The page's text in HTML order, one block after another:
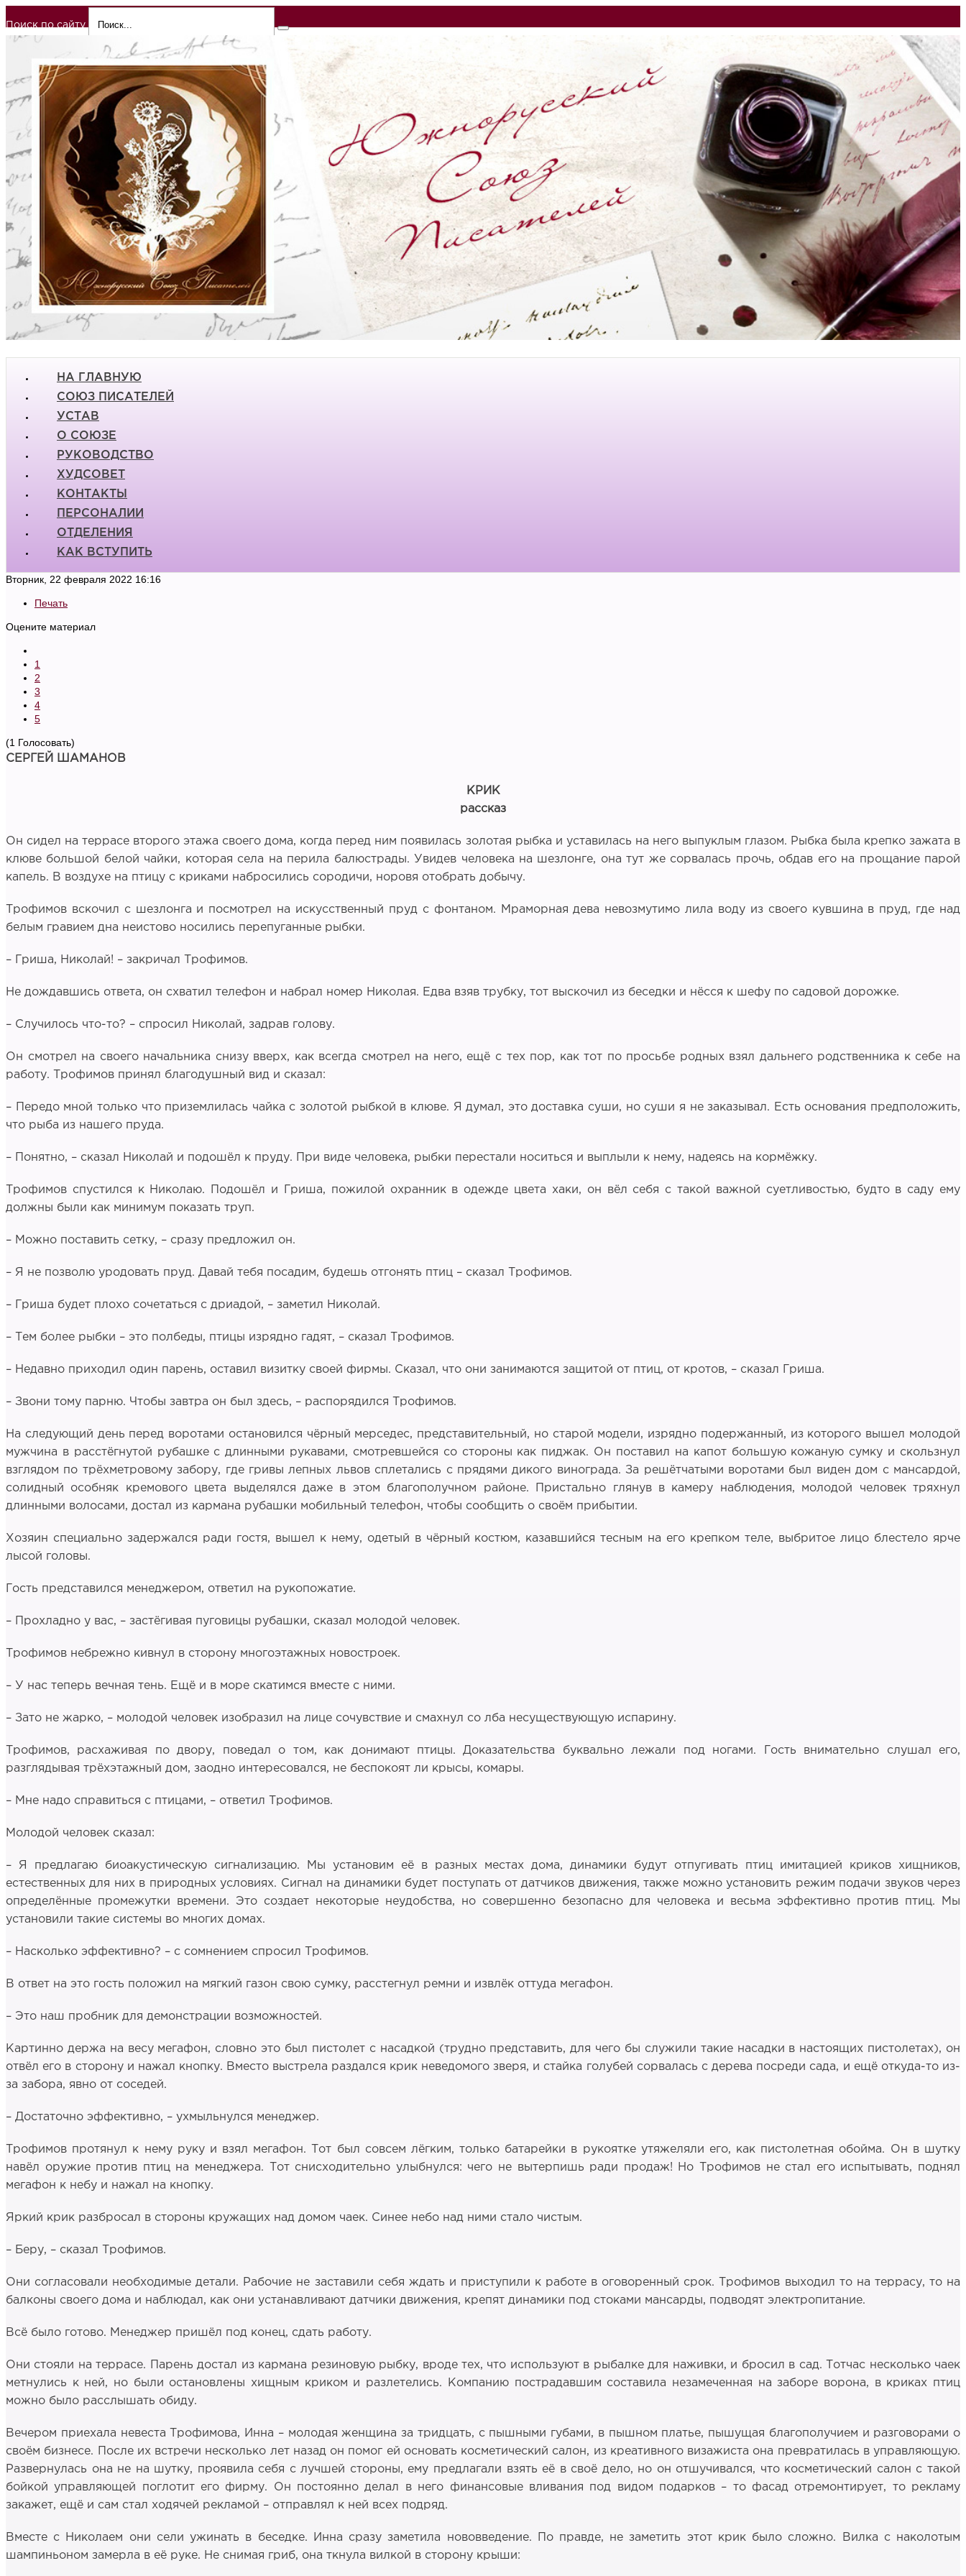
Поиск по сайту
НА ГЛАВНУЮ
СОЮЗ ПИСАТЕЛЕЙ
УСТАВ
О СОЮЗЕ
РУКОВОДСТВО
ХУДСОВЕТ
КОНТАКТЫ
ПЕРСОНАЛИИ
ОТДЕЛЕНИЯ
КАК ВСТУПИТЬ
Вторник, 22 февраля 2022 16:16
Печать
Оцените материал
1
2
3
4
5
(1 Голосовать)
СЕРГЕЙ ШАМАНОВ
КРИК
рассказ
Он сидел на террасе второго этажа своего дома, когда перед ним появилась золотая рыбка и уставилась на него выпуклым глазом. Рыбка была крепко зажата в
клюве большой белой чайки, которая села на перила балюстрады. Увидев человека на шезлонге, она тут же сорвалась прочь, обдав его на прощание парой
капель. В воздухе на птицу с криками набросились сородичи, норовя отобрать добычу.
Трофимов вскочил с шезлонга и посмотрел на искусственный пруд с фонтаном. Мраморная дева невозмутимо лила воду из своего кувшина в пруд, где над
белым гравием дна неистово носились перепуганные рыбки.
– Гриша, Николай! – закричал Трофимов.
Не дождавшись ответа, он схватил телефон и набрал номер Николая. Едва взяв трубку, тот выскочил из беседки и нёсся к шефу по садовой дорожке.
– Случилось что-то? – спросил Николай, задрав голову.
Он смотрел на своего начальника снизу вверх, как всегда смотрел на него, ещё с тех пор, как тот по просьбе родных взял дальнего родственника к себе на
работу. Трофимов принял благодушный вид и сказал:
– Передо мной только что приземлилась чайка с золотой рыбкой в клюве. Я думал, это доставка суши, но суши я не заказывал. Есть основания предположить,
что рыба из нашего пруда.
– Понятно, – сказал Николай и подошёл к пруду. При виде человека, рыбки перестали носиться и выплыли к нему, надеясь на кормёжку.
Трофимов спустился к Николаю. Подошёл и Гриша, пожилой охранник в одежде цвета хаки, он вёл себя с такой важной суетливостью, будто в саду ему
должны были как минимум показать труп.
– Можно поставить сетку, – сразу предложил он.
– Я не позволю уродовать пруд. Давай тебя посадим, будешь отгонять птиц – сказал Трофимов.
– Гриша будет плохо сочетаться с дриадой, – заметил Николай.
– Тем более рыбки – это полбеды, птицы изрядно гадят, – сказал Трофимов.
– Недавно приходил один парень, оставил визитку своей фирмы. Сказал, что они занимаются защитой от птиц, от кротов, – сказал Гриша.
– Звони тому парню. Чтобы завтра он был здесь, – распорядился Трофимов.
На следующий день перед воротами остановился чёрный мерседес, представительный, но старой модели, изрядно подержанный, из которого вышел молодой
мужчина в расстёгнутой рубашке с длинными рукавами, смотревшейся со стороны как пиджак. Он поставил на капот большую кожаную сумку и скользнул
взглядом по трёхметровому забору, где гривы лепных львов сплетались с прядями дикого винограда. За решётчатыми воротами был виден дом с мансардой,
солидный особняк кремового цвета выделялся даже в этом благополучном районе. Пристально глянув в камеру наблюдения, молодой человек тряхнул
длинными волосами, достал из кармана рубашки мобильный телефон, чтобы сообщить о своём прибытии.
Хозяин специально задержался ради гостя, вышел к нему, одетый в чёрный костюм, казавшийся тесным на его крепком теле, выбритое лицо блестело ярче
лысой головы.
Гость представился менеджером, ответил на рукопожатие.
– Прохладно у вас, – застёгивая пуговицы рубашки, сказал молодой человек.
Трофимов небрежно кивнул в сторону многоэтажных новостроек.
– У нас теперь вечная тень. Ещё и в море скатимся вместе с ними.
– Зато не жарко, – молодой человек изобразил на лице сочувствие и смахнул со лба несуществующую испарину.
Трофимов, расхаживая по двору, поведал о том, как донимают птицы. Доказательства буквально лежали под ногами. Гость внимательно слушал его,
разглядывая трёхэтажный дом, заодно интересовался, не беспокоят ли крысы, комары.
– Мне надо справиться с птицами, – ответил Трофимов.
Молодой человек сказал:
– Я предлагаю биоакустическую сигнализацию. Мы установим её в разных местах дома, динамики будут отпугивать птиц имитацией криков хищников,
естественных для них в природных условиях. Сигнал на динамики будет поступать от датчиков движения, также можно установить режим подачи звуков через
определённые промежутки времени. Это создает некоторые неудобства, но совершенно безопасно для человека и весьма эффективно против птиц. Мы
установили такие системы во многих домах.
– Насколько эффективно? – с сомнением спросил Трофимов.
В ответ на это гость положил на мягкий газон свою сумку, расстегнул ремни и извлёк оттуда мегафон.
– Это наш пробник для демонстрации возможностей.
Картинно держа на весу мегафон, словно это был пистолет с насадкой (трудно представить, для чего бы служили такие насадки в настоящих пистолетах), он
отвёл его в сторону и нажал кнопку. Вместо выстрела раздался крик неведомого зверя, и стайка голубей сорвалась с дерева посреди сада, и ещё откуда-то из-
за забора, явно от соседей.
– Достаточно эффективно, – ухмыльнулся менеджер.
Трофимов протянул к нему руку и взял мегафон. Тот был совсем лёгким, только батарейки в рукоятке утяжеляли его, как пистолетная обойма. Он в шутку
навёл оружие против птиц на менеджера. Тот снисходительно улыбнулся: чего не вытерпишь ради продаж! Но Трофимов не стал его испытывать, поднял
мегафон к небу и нажал на кнопку.
Яркий крик разбросал в стороны кружащих над домом чаек. Синее небо над ними стало чистым.
– Беру, – сказал Трофимов.
Они согласовали необходимые детали. Рабочие не заставили себя ждать и приступили к работе в оговоренный срок. Трофимов выходил то на террасу, то на
балконы своего дома и наблюдал, как они устанавливают датчики движения, крепят динамики под стоками мансарды, подводят электропитание.
Всё было готово. Менеджер пришёл под конец, сдать работу.
Они стояли на террасе. Парень достал из кармана резиновую рыбку, вроде тех, что используют в рыбалке для наживки, и бросил в сад. Тотчас несколько чаек
метнулись к ней, но были остановлены хищным криком и разлетелись. Компанию пострадавшим составила незамеченная на заборе ворона, в криках птиц
можно было расслышать обиду.
Вечером приехала невеста Трофимова, Инна – молодая женщина за тридцать, с пышными губами, в пышном платье, пышущая благополучием и разговорами о
своём бизнесе. После их встречи несколько лет назад он помог ей основать косметический салон, из креативного визажиста она превратилась в управляющую.
Развернулась она не на шутку, проявила себя с лучшей стороны, ему предлагали взять её в своё дело, но он отшучивался, что косметический салон с такой
бойкой управляющей поглотит его фирму. Он постоянно делал в него финансовые вливания под видом подарков – то фасад отремонтирует, то рекламу
закажет, ещё и сам стал ходячей рекламой – отправлял к ней всех подряд.
Вместе с Николаем они сели ужинать в беседке. Инна сразу заметила нововведение. По правде, не заметить этот крик было сложно. Вилка с наколотым
шампиньоном замерла в её руке. Не снимая гриб, она ткнула вилкой в сторону крыши: